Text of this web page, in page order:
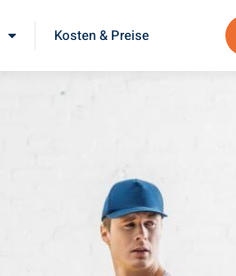
Kosten & Preise